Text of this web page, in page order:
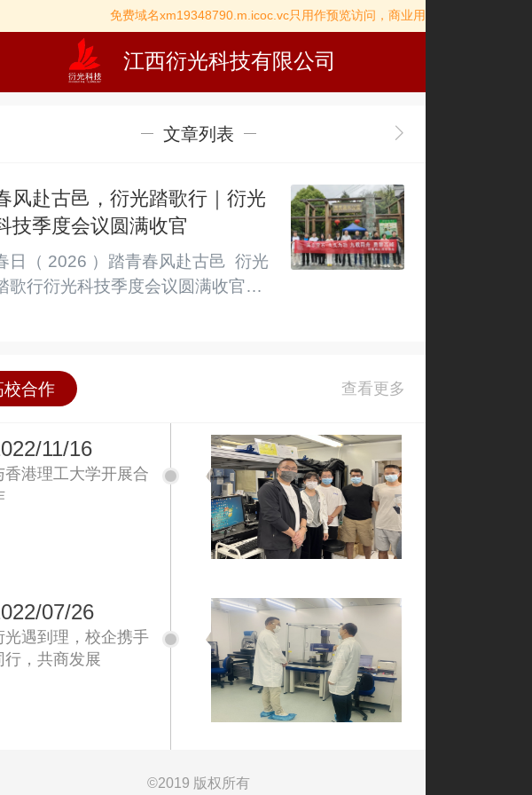
免费域名xm19348790.m.icoc.vc只用作预览访问，商业用途请先
江西衍光科技有限公司
文章列表
风赴古邑，衍光踏歌行｜衍光
技季度会议圆满收官
日（ 2026 ）踏青春风赴古邑  衍光
歌行衍光科技季度会议圆满收官春
期两天半的春日之旅。我们穿行于
岭的粉墙黛瓦，躬身茶园采摘新
，漫步瀑布与古镇，在烟火美食里
叙温情，把春光与欢笑，都写进这
难忘的旅程。TWO篁岭揽胜：云端
村，春景入画首站抵达篁岭景区，
座悬于山崖的古村，被春日绿意
校合作
11/16
香港理工大学开展合
07/26
光遇到理，校企携手
行，共商发展
©2019 版权所有